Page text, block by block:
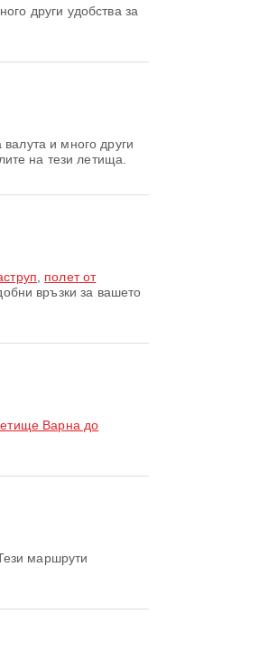
други удобства за
и много други
на тези летища.
полет от
връзки за вашето
Варна до
маршрути